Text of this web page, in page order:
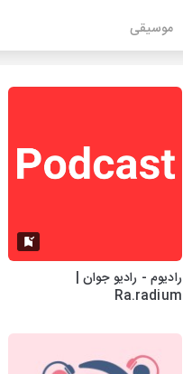
موسیقی
رادیوم - رادیو جوان |
Ra.radium